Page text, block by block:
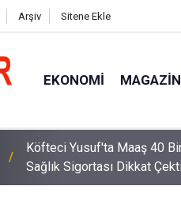
Arşiv Sitene Ekle
EKONOMI MAGAZIN
Sürücüler Dikkat! Yeni